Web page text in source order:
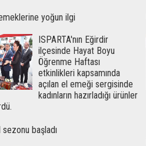
yoğun ilgi
ISPARTA'nın Eğirdir
ilçesinde Hayat Boyu
Öğrenme Haftası
etkinlikleri kapsamında
açılan el emeği sergisinde
kadınların hazırladığı ürünler
başladı